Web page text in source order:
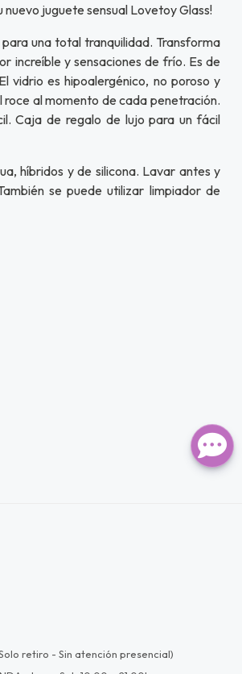
juguete sensual Lovetoy Glass!
una total tranquilidad. Transforma
increíble y sensaciones de frío. Es de
vidrio es hipoalergénico, no poroso y
al momento de cada penetración.
Caja de regalo de lujo para un fácil
híbridos y de silicona. Lavar antes y
se puede utilizar limpiador de
retiro - Sin atención presencial)